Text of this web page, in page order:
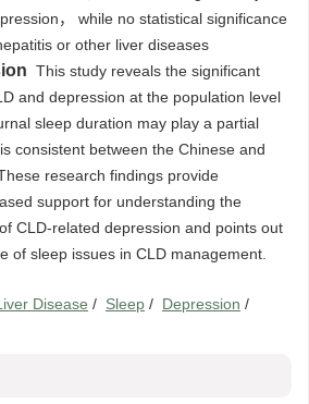
， while no statistical significance
or other liver diseases
This study reveals the significant
and depression at the population level
sleep duration may play a partial
consistent between the Chinese and
research findings provide
support for understanding the
CLD-related depression and points out
of sleep issues in CLD management.
Disease / Sleep / Depression /